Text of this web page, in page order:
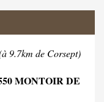
9.7km de Corsept)
MONTOIR DE